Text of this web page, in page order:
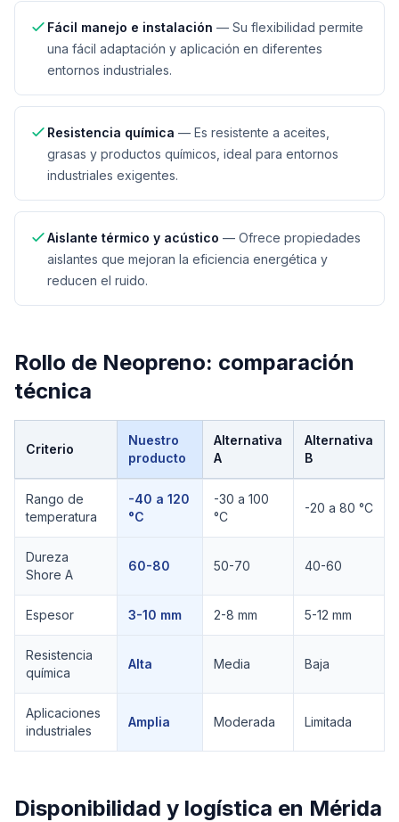
Fácil manejo e instalación — Su flexibilidad permite
una fácil adaptación y aplicación en diferentes
entornos industriales.
Resistencia química — Es resistente a aceites,
grasas y productos químicos, ideal para entornos
industriales exigentes.
Aislante térmico y acústico — Ofrece propiedades
aislantes que mejoran la eficiencia energética y
reducen el ruido.
Rollo de Neopreno: comparación
técnica
Criterio
Nuestro
producto
Alternativa
A
Alternativa
B
Rango de
temperatura
-40 a 120
°C
-30 a 100
°C
-20 a 80 °C
Dureza
Shore A
60-80 50-70 40-60
Espesor 3-10 mm 2-8 mm 5-12 mm
Resistencia
química
Alta Media Baja
Aplicaciones
industriales
Amplia Moderada Limitada
Disponibilidad y logística en Mérida